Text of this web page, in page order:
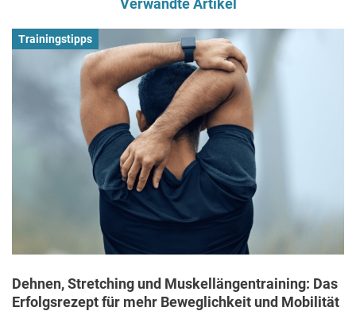
Trainingstipps
Dehnen, Stretching und Muskellängentraining: Das
Erfolgsrezept für mehr Beweglichkeit und Mobilität